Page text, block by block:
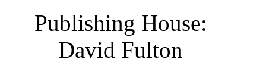
Publishing House:
David Fulton